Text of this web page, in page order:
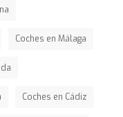
Coches en Málaga
Coches en Cádiz